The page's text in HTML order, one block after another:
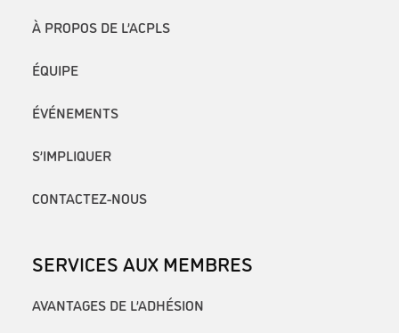
À PROPOS DE L’ACPLS
ÉQUIPE
ÉVÉNEMENTS
S’IMPLIQUER
CONTACTEZ-NOUS
SERVICES AUX MEMBRES
AVANTAGES DE L’ADHÉSION